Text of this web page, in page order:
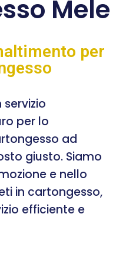
Mele
per
per lo
ad
giusto. Siamo
e nello
in cartongesso,
efficiente e